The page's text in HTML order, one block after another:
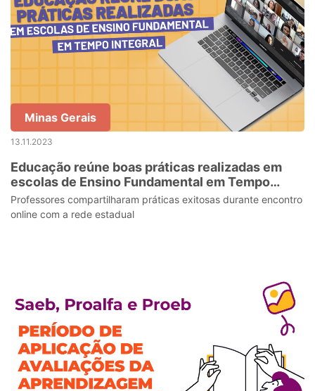
Minas Gerais
13.11.2023
Educação reúne boas práticas realizadas em
escolas de Ensino Fundamental em Tempo
Integral
Professores compartilharam práticas exitosas durante encontro
online com a rede estadual